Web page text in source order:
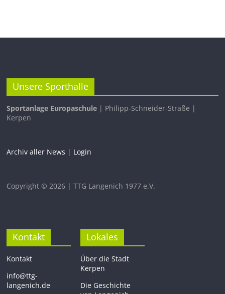
Unsere Sporthalle
Sportanlage Europaschule | Philipp-Schneider-Straße |
Kerpen
Archiv aller News | Login
Copyright © 2026 | TTG Langenich 1977 e.V.
Kontakt
Kontakt
info@ttg-
langenich.de
Lokales
Über die Stadt
Kerpen
Die Geschichte